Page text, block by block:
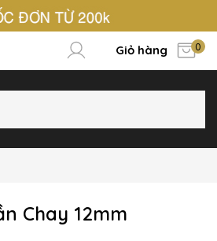
Giỏ hàng 0
Chay 12mm